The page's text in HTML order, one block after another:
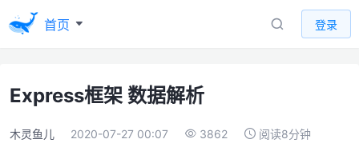
首页 登录
Express框架 数据解析
木灵鱼儿 2020-07-27 00:07 3862 阅读8分钟